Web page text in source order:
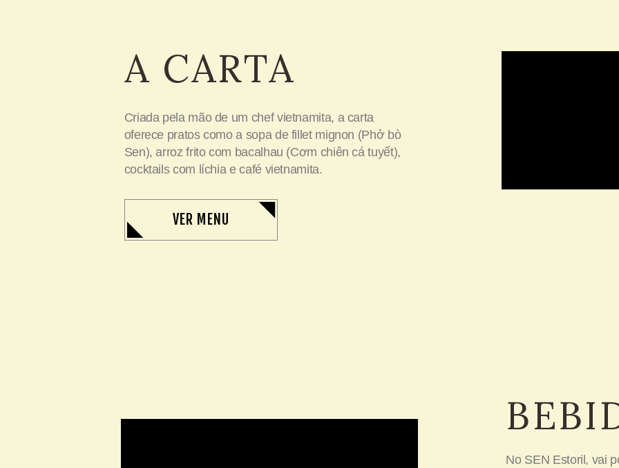
A CARTA
Criada pela mão de um chef vietnamita, a carta
oferece pratos como a sopa de fillet mignon (Phở bò
Sen), arroz frito com bacalhau (Cơm chiên cá tuyết),
cocktails com íchia e café vietnamita.
VER MENU
No SEN Estoril, vai